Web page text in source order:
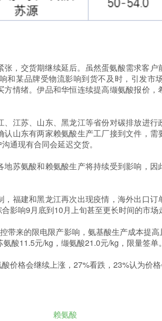
，交货期继续延后。虽然蛋氨酸需求客
和某品牌受物流影响到货不及时，引发市
情绪。伊品和华恒连续提高缬氨酸报价
江苏、山东、黑龙江等省份对碳排放进
山东有两家赖氨酸生产工厂接到文件，
通现有合同会延迟交货。
苏氨酸和赖氨酸生产将持续受到影响，
福建和黑龙江再次出现疫情，海外出口
影响9月底到10月上旬甚至更长时间的市场
带来的限电限产影响，氨基酸生产成本提
酸11.5元/kg，缬氨酸21.0元/kg，限量签单。
价格会继续上涨，27%看跌，23%认为价格
赖氨酸